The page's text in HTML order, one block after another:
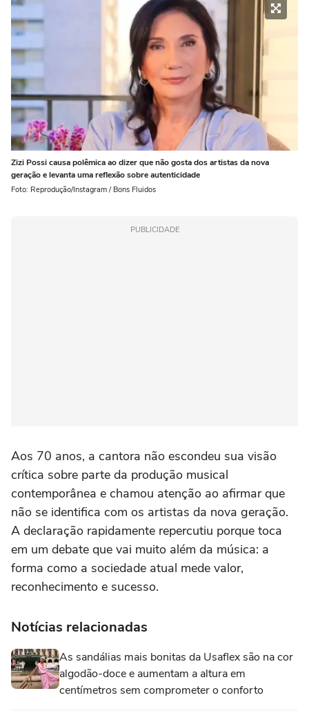
Zizi Possi causa polêmica ao dizer que não gosta dos artistas da nova
geração e levanta uma reflexão sobre autenticidade
Foto: Reprodução/Instagram / Bons Fluidos
PUBLICIDADE
Aos 70 anos, a cantora não escondeu sua visão
crítica sobre parte da produção musical
contemporânea e chamou atenção ao afirmar que
não se identifica com os artistas da nova geração.
A declaração rapidamente repercutiu porque toca
em um debate que vai muito além da música: a
forma como a sociedade atual mede valor,
reconhecimento e sucesso.
Notícias relacionadas
As sandálias mais bonitas da Usaflex são na cor
algodão-doce e aumentam a altura em
centímetros sem comprometer o conforto